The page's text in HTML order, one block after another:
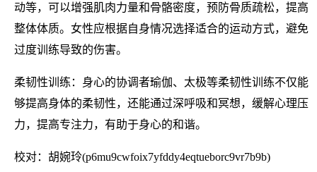
动等，可以增强肌肉力量和骨骼密度，预防骨质疏松，提高
整体体质。女性应根据自身情况选择适合的运动方式，避免
过度训练导致的伤害。
柔韧性训练：身心的协调者瑜伽、太极等柔韧性训练不仅能
够提高身体的柔韧性，还能通过深呼吸和冥想，缓解心理压
力，提高专注力，有助于身心的和谐。
校对：胡婉玲(p6mu9cwfoix7yfddy4eqtueborc9vr7b9b)